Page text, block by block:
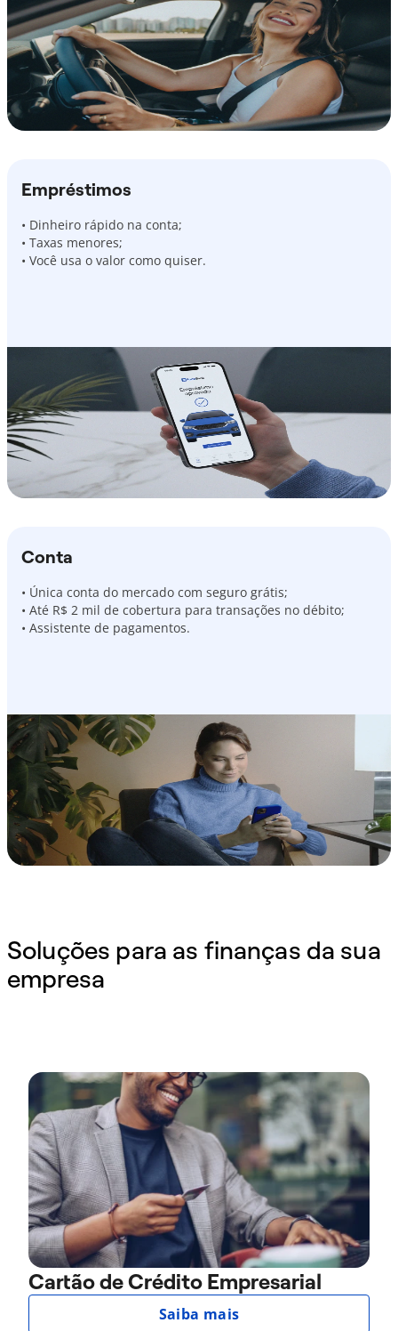
Empréstimos
• Dinheiro rápido na conta;
• Taxas menores;
• Você usa o valor como quiser.
Conta
• Única conta do mercado com seguro grátis;
• Até R$ 2 mil de cobertura para transações no débito;
• Assistente de pagamentos.
Soluções para as finanças da sua
empresa
Cartão de Crédito Empresarial
Saiba mais